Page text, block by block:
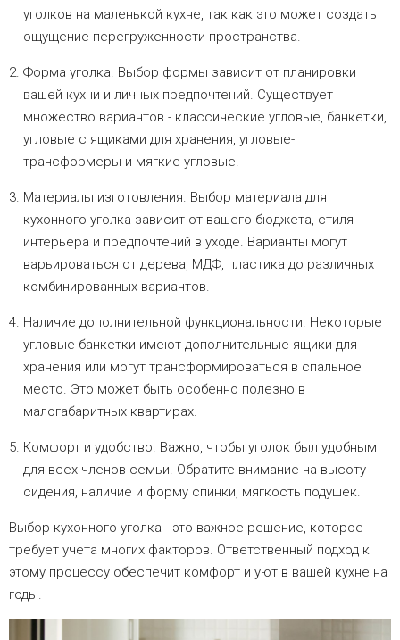
уголков на маленькой кухне, так как это может создать
ощущение перегруженности пространства.
Форма уголка. Выбор формы зависит от планировки
вашей кухни и личных предпочтений. Существует
множество вариантов - классические угловые, банкетки,
угловые с ящиками для хранения, угловые-
трансформеры и мягкие угловые.
Материалы изготовления. Выбор материала для
кухонного уголка зависит от вашего бюджета, стиля
интерьера и предпочтений в уходе. Варианты могут
варьироваться от дерева, МДФ, пластика до различных
комбинированных вариантов.
Наличие дополнительной функциональности. Некоторые
угловые банкетки имеют дополнительные ящики для
хранения или могут трансформироваться в спальное
место. Это может быть особенно полезно в
малогабаритных квартирах.
Комфорт и удобство. Важно, чтобы уголок был удобным
для всех членов семьи. Обратите внимание на высоту
сидения, наличие и форму спинки, мягкость подушек.
Выбор кухонного уголка - это важное решение, которое
требует учета многих факторов. Ответственный подход к
этому процессу обеспечит комфорт и уют в вашей кухне на
годы.